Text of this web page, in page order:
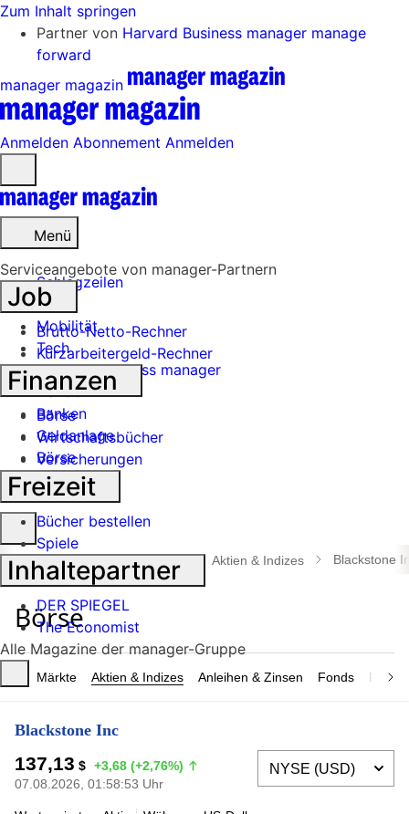
Zum Inhalt springen
Partner von Harvard Business manager manage
forward
manager magazin
Anmelden Abonnement Anmelden
öffnen
Menü
Schlagzeilen
Mobilität
Tech
Harvard Business manager
Handel
Banken
Geldanlage
Börse
Industrie
Suche
öffnen
manager magazin Börse Aktien & Indizes Blackstone
Märkte Aktien & Indizes Anleihen & Zinsen Fonds
Blackstone Inc
137,13 $ +3,68 (+2,76%)
07.08.2026, 01:58:53 Uhr
Serviceangebote von manager-Partnern
Job
Brutto-Netto-Rechner
Kurzarbeitergeld-Rechner
Finanzen
Börse
Wirtschaftsbücher
Versicherungen
Freizeit
Bücher bestellen
Spiele
Inhaltepartner
DER SPIEGEL
The Economist
Alle Magazine der manager-Gruppe